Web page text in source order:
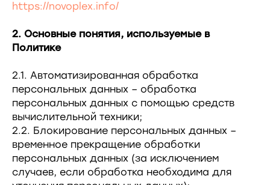
https://novoplex.info/
2. Основные понятия, используемые в
Политике
2.1. Автоматизированная обработка
персональных данных – обработка
персональных данных с помощью средств
вычислительной техники;
2.2. Блокирование персональных данных –
временное прекращение обработки
персональных данных (за исключением
случаев, если обработка необходима для